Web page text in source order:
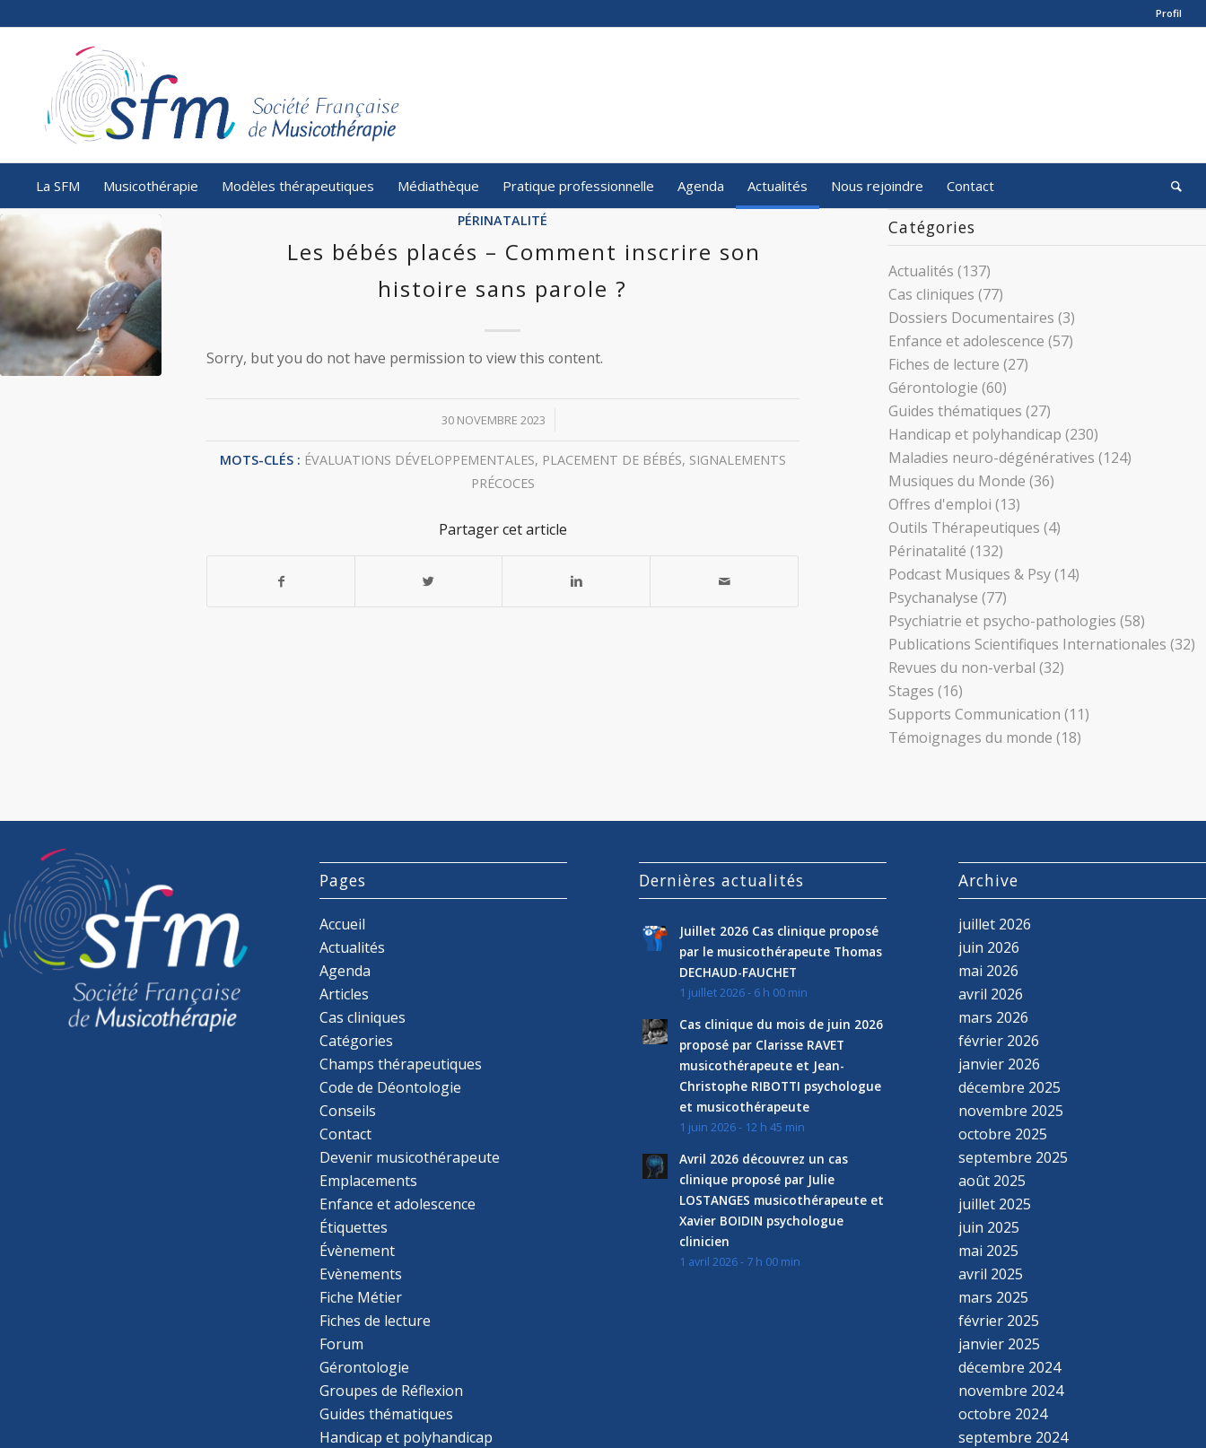
Profil
La SFM Musicothérapie Modèles thérapeutiques Médiathèque Pratique professionnelle Agenda Actualités Nous rejoindre Contact
PÉRINATALITÉ
Les bébés placés – Comment inscrire son
histoire sans parole ?
Sorry, but you do not have permission to view this content.
30 NOVEMBRE 2023
/
MOTS-CLÉS : ÉVALUATIONS DÉVELOPPEMENTALES, PLACEMENT DE BÉBÉS, SIGNALEMENTS
PRÉCOCES
Partager cet article
Catégories
Actualités (137)
Cas cliniques (77)
Dossiers Documentaires (3)
Enfance et adolescence (57)
Fiches de lecture (27)
Gérontologie (60)
Guides thématiques (27)
Handicap et polyhandicap (230)
Maladies neuro-dégénératives (124)
Musiques du Monde (36)
Offres d'emploi (13)
Outils Thérapeutiques (4)
Périnatalité (132)
Podcast Musiques & Psy(14)
Psychanalyse (77)
Psychiatrie et psycho-pathologies (58)
Publications Scientifiques Internationales (32)
Revues du non-verbal (32)
Stages (16)
Supports Communication (11)
Témoignages du monde (18)
Pages
Accueil
Actualités
Agenda
Articles
Cas cliniques
Catégories
Champs thérapeutiques
Code de Déontologie
Conseils
Contact
Devenir musicothérapeute
Emplacements
Enfance et adolescence
Étiquettes
Évènement
Evènements
Fiche Métier
Fiches de lecture
Forum
Gérontologie
Groupes de Réflexion
Guides thématiques
Handicap et polyhandicap
Dernières actualités
Juillet 2026 Cas clinique proposé
par le musicothérapeute Thomas
DECHAUD-FAUCHET
1 juillet 2026 - 6 h 00 min
Cas clinique du mois de juin 2026
proposé par Clarisse RAVET
musicothérapeute et Jean-
Christophe RIBOTTI psychologue
et musicothérapeute
1 juin 2026 - 12 h 45 min
Avril 2026 découvrez un cas
clinique proposé par Julie
LOSTANGES musicothérapeute et
Xavier BOIDIN psychologue
clinicien
1 avril 2026 - 7 h 00 min
Archive
juillet 2026
juin 2026
mai 2026
avril 2026
mars 2026
février 2026
janvier 2026
décembre 2025
novembre 2025
octobre 2025
septembre 2025
août 2025
juillet 2025
juin 2025
mai 2025
avril 2025
mars 2025
février 2025
janvier 2025
décembre 2024
novembre 2024
octobre 2024
septembre 2024